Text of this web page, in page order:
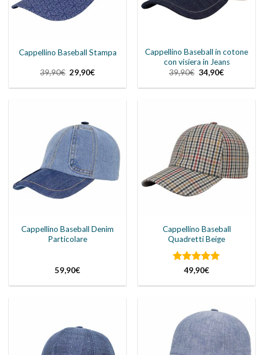
Cappellino Baseball Stampa
39,90€ Il
prezzo
originale
29,90€Il
attuale
Cappellino Baseball in cotone
con visiera in Jeans
39,90€ Il
prezzo
originale
34,90€Il
attuale
Cappellino Baseball Denim
Particolare
59,90€
Cappellino Baseball
Quadretti Beige
Valutato5
49,90€